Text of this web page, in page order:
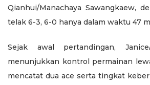
Qianhui/Manachaya Sawangkaew,
telak 6-3, 6-0 hanya dalam waktu 47
Sejak awal pertandingan,
menunjukkan kontrol permainan
mencatat dua ace serta tingkat